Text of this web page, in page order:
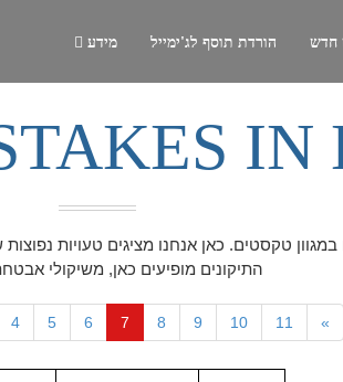
מידע הורדת תוסף לג'ימייל חדש
IN
במגוון טקסטים. כאן אנחנו מציגים טעויות
התיקונים מופיעים כאן, משיקולי
4 5 6 7 8 9 10 11 »